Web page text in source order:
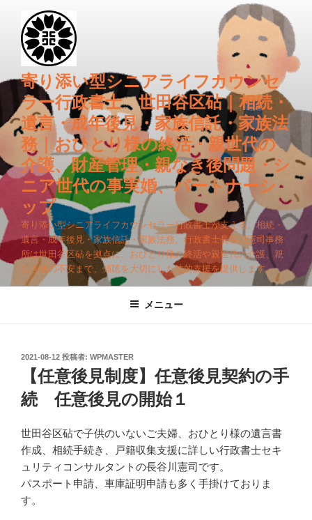
キ
プ
寄り添い型シニアライフカウンセ
ラー行政書士 世田谷区砧｜相続・
遺言・成年後見・家族信託・家族法
務｜おひとり様の終活・親世代の
介護、財産管理・親なき後問題・シ
ニア世代の事実婚、パートナーシ
ップ
寄り添い型シニアライフカウンセラー行政書士が支える、相続・
遺言・成年後見・家族信託・家族法務。行政書士長谷川憲司事務
所は世田谷区砧を拠点に、おひとり様の終活や親世代の介護、親
なき後の不安まで、傾聴を大切にした法的支援を提供します。
メニュー
投
2021-08-12 投稿者: WPMASTER
【任意後見制度】任意後見契約の手
続 任意後見の開始１
世田谷区砧で子供のいないご夫婦、おひとり様の遺言書
作成、相続手続き、戸籍収集支援に詳しい行政書士セキ
ュリティコンサルタントの長谷川憲司です。
パスポート申請、車庫証明申請も多く手掛けておりま
す。